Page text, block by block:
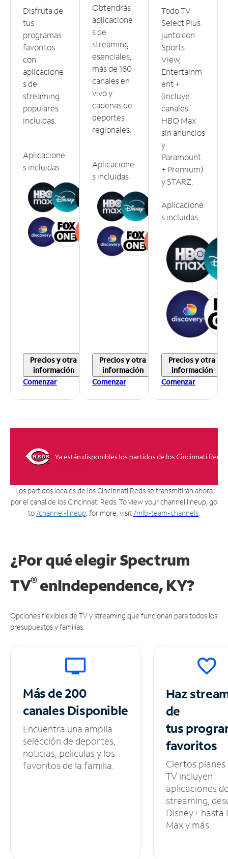
Disfruta de
tus
programas
favoritos
con
aplicacione
s de
streaming
populares
incluidas.
Aplicacione
s incluidas
Precios y otra
información
Comenzar
Obtendrás
aplicacione
s de
streaming
esenciales,
más de 160
canales en
vivo y
cadenas de
deportes
regionales.
Aplicacione
s incluidas
Precios y otra
información
Comenzar
Todo TV
Select Plus
junto con
Sports
View,
Entertainm
ent +
(incluye
canales
HBO Max
sin anuncios
y
Paramount
+ Premium)
y STARZ.
Aplicacione
s incluidas
Precios y otra
información
Comenzar
Los partidos locales de los Cincinnati Reds se transmitirán ahora
por el canal de los Cincinnati Reds. To view your channel lineup, go
to /channel-lineup; for more, visit /mlb-team-channels
¿Por qué elegir Spectrum
TV®enIndependence, KY?
Opciones flexibles de TV y streaming que funcionan para todos los
presupuestos y familias.
Más de 200
canalesDisponible
Encuentra una amplia
selección de deportes,
noticias, películas y los
favoritos de la familia.
Haz
de
tus
favoritos
Ciertos planes
TV incluyen
aplicaciones
streaming,
Disney+ hasta
Max y más.